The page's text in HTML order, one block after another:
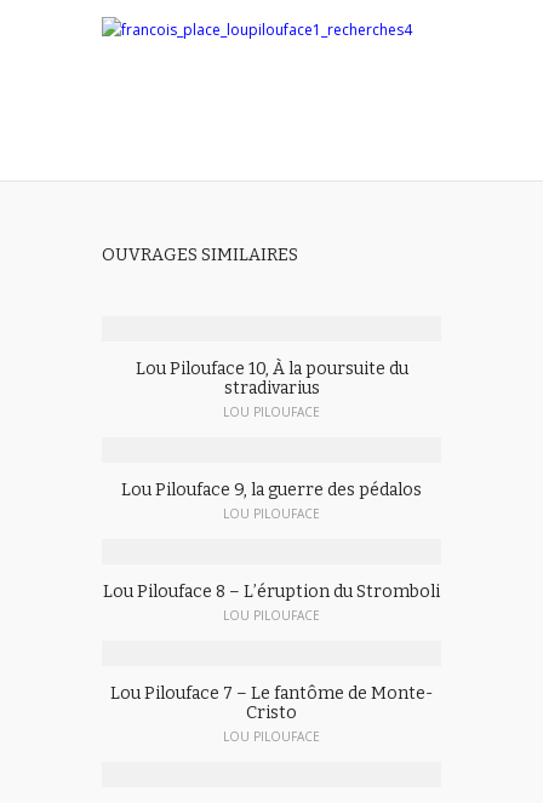
OUVRAGES SIMILAIRES
Lou Pilouface 10, À la poursuite du
stradivarius
LOU PILOUFACE
Lou Pilouface 9, la guerre des pédalos
LOU PILOUFACE
Lou Pilouface 8 – L’éruption du Stromboli
LOU PILOUFACE
Lou Pilouface 7 – Le fantôme de Monte-
Cristo
LOU PILOUFACE